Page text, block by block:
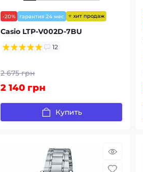
-20% гарантия 24 мес ⭐ хит продаж
Casio LTP-V002D-7BU
12
2 675 грн
2 140 грн
Купить